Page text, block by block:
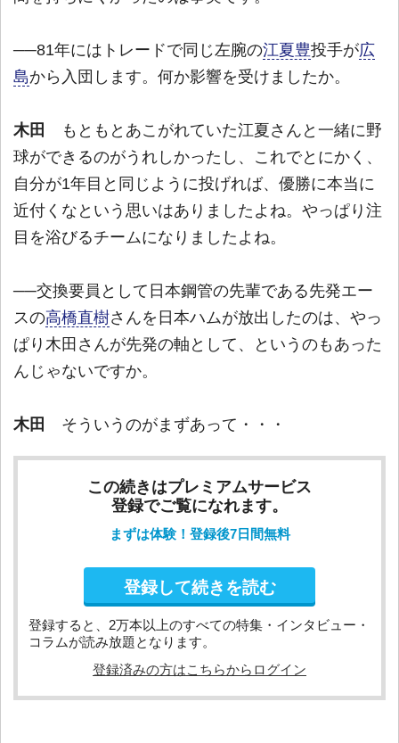
──81年にはトレードで同じ左腕の江夏豊投手が広
島から入団します。何か影響を受けましたか。
木田
もともとあこがれていた江夏さんと一緒に野
球ができるのがうれしかったし、これでとにかく、
自分が1年目と同じように投げれば、優勝に本当に
近付くなという思いはありましたよね。やっぱり注
目を浴びるチームになりましたよね。
──交換要員として日本鋼管の先輩である先発エー
スの高橋直樹さんを日本ハムが放出したのは、やっ
ぱり木田さんが先発の軸として、というのもあった
んじゃないですか。
木田 そういうのがまずあって・・・
この続きはプレミアムサービス
登録でご覧になれます。
まずは体験！登録後7日間無料
登録して続きを読む
登録すると、2万本以上のすべての特集・インタビュー・
コラムが読み放題となります。
登録済みの方はこちらからログイン